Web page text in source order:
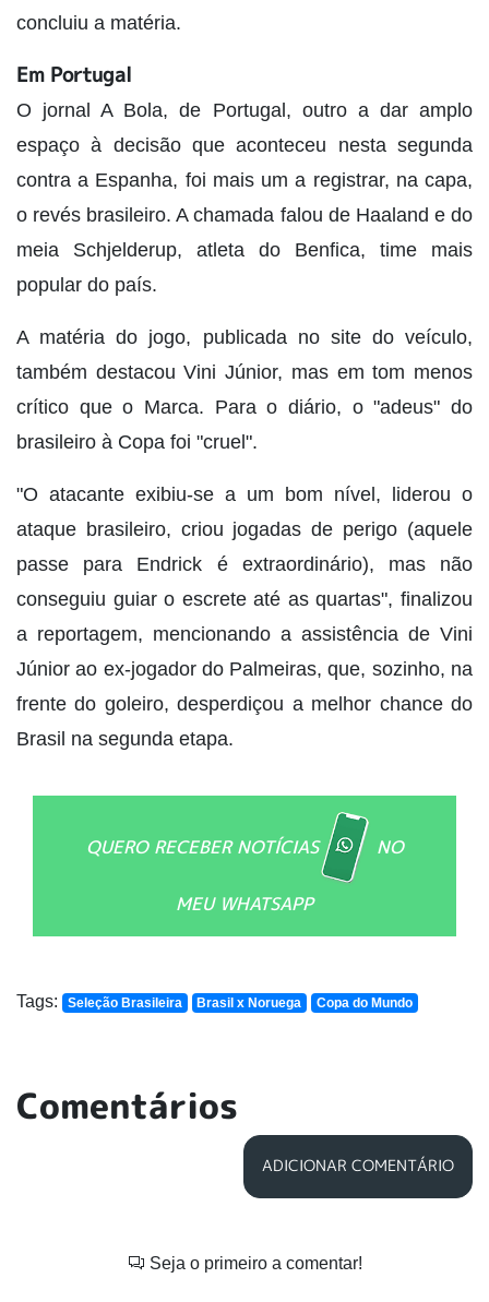
concluiu a matéria.
Em Portugal
O jornal A Bola, de Portugal, outro a dar amplo
espaço à decisão que aconteceu nesta segunda
contra a Espanha, foi mais um a registrar, na capa,
o revés brasileiro. A chamada falou de Haaland e do
meia Schjelderup, atleta do Benfica, time mais
popular do país.
A matéria do jogo, publicada no site do veículo,
também destacou Vini Júnior, mas em tom menos
crítico que o Marca. Para o diário, o "adeus" do
brasileiro à Copa foi "cruel".
"O atacante exibiu-se a um bom nível, liderou o
ataque brasileiro, criou jogadas de perigo (aquele
passe para Endrick é extraordinário), mas não
conseguiu guiar o escrete até as quartas", finalizou
a reportagem, mencionando a assistência de Vini
Júnior ao ex-jogador do Palmeiras, que, sozinho, na
frente do goleiro, desperdiçou a melhor chance do
Brasil na segunda etapa.
QUERO RECEBER NOTÍCIAS NO
MEU WHATSAPP
Tags: Seleção Brasileira Brasil x Noruega Copa do Mundo
Comentários
ADICIONAR COMENTÁRIO
Seja o primeiro a comentar!